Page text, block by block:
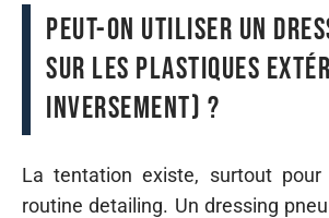
Peut-on utiliser un
sur les plastiques
inversement) ?
La tentation existe, surtout pour
routine detailing. Un dressing